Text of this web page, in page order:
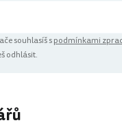
souhlasíš spodmínkami
odhlásit.